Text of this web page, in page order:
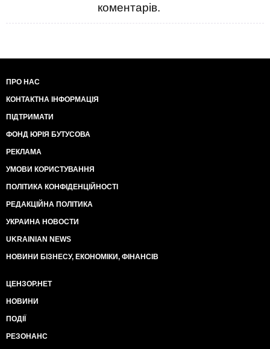
коментарів.
ПРО НАС
КОНТАКТНА ІНФОРМАЦІЯ
ПІДТРИМАТИ
ФОНД ЮРІЯ БУТУСОВА
РЕКЛАМА
УМОВИ КОРИСТУВАННЯ
ПОЛІТИКА КОНФІДЕНЦІЙНОСТІ
РЕДАКЦІЙНА ПОЛІТИКА
УКРАИНА НОВОСТИ
UKRAINIAN NEWS
НОВИНИ БІЗНЕСУ, ЕКОНОМІКИ, ФІНАНСІВ
ЦЕНЗОР.НЕТ
НОВИНИ
ПОДІЇ
РЕЗОНАНС